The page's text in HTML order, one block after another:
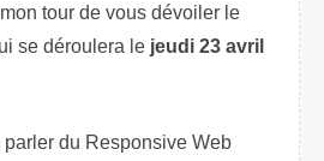
tour de vous dévoiler le
se déroulera le jeudi 23 avril
parler du Responsive Web